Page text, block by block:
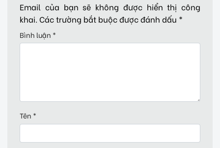
Email của bạn sẽ không được hiển thị công
khai. Các trường bắt buộc được đánh dấu *
Bình luận *
Tên *